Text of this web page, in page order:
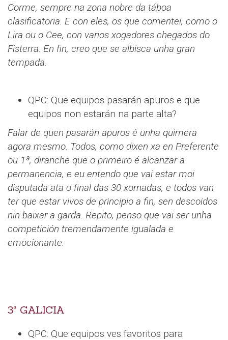
Corme, sempre na zona nobre da táboa
clasificatoria. E con eles, os que comentei, como o
Lira ou o Cee, con varios xogadores chegados do
Fisterra. En fin, creo que se albisca unha gran
tempada.
QPC: Que equipos pasarán apuros e que
equipos non estarán na parte alta?
Falar de quen pasarán apuros é unha quimera
agora mesmo. Todos, como dixen xa en Preferente
ou 1ª, diranche que o primeiro é alcanzar a
permanencia, e eu entendo que vai estar moi
disputada ata o final das 30 xornadas, e todos van
ter que estar vivos de principio a fin, sen descoidos
nin baixar a garda. Repito, penso que vai ser unha
competición tremendamente igualada e
emocionante.
3ª GALICIA
QPC: Que equipos ves favoritos para